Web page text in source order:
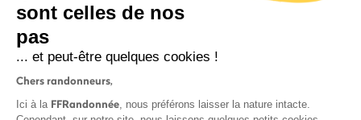
sont celles de nos
pas
... et peut-être quelques cookies !
Chers randonneurs,
Ici à la FFRandonnée, nous préférons laisser la nature intacte.